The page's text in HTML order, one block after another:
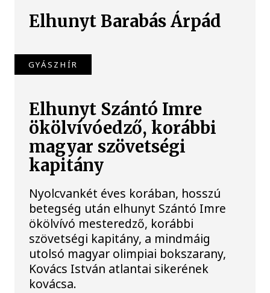
Elhunyt Barabás Árpád
GYÁSZHÍR
Elhunyt Szántó Imre
ökölvívóedző, korábbi
magyar szövetségi
kapitány
Nyolcvankét éves korában, hosszú
betegség után elhunyt Szántó Imre
ökölvívó mesteredző, korábbi
szövetségi kapitány, a mindmáig
utolsó magyar olimpiai bokszarany,
Kovács István atlantai sikerének
kovácsa.